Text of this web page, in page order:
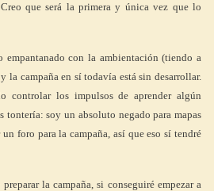
que será la primera y única vez que lo
empantanado con la ambientación (tiendo a
la campaña en sí todavía está sin desarrollar.
controlar los impulsos de aprender algún
tontería: soy un absoluto negado para mapas
foro para la campaña, así que eso sí tendré
la campaña, si conseguiré empezar a